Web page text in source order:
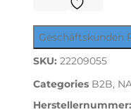
Geschäftskunden
SKU: 22209055
Categories B2B,
Herstellernummer: